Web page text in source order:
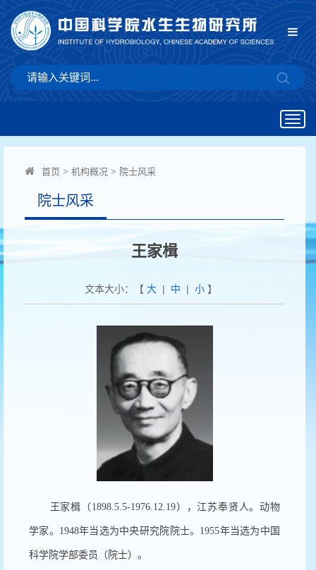
首页 > 机构概况 > 院士风采
院士风采
王家楫
文本大小：【 大| 中 | 小】
王家楫（ 1898.5.5-1976.12.19），江苏奉贤人。动物
学家。 1948年当选为中央研究院院士。 1955年当选为中国
科学院学部委员（院士）。